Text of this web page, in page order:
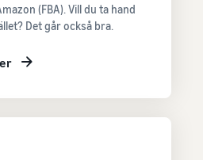
(FBA). Vill du ta hand
Det går också bra.